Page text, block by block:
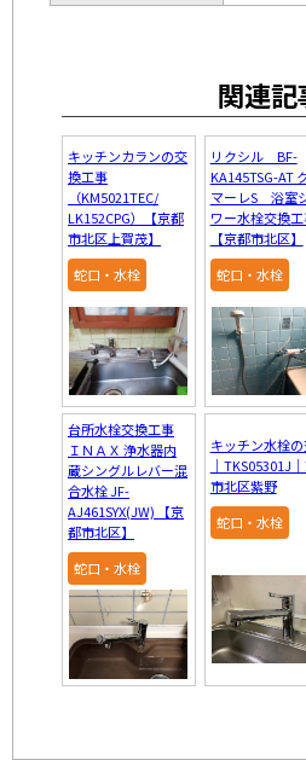
関連記
キッチンカランの交
換工事
（KM5021TEC/
LK152CPG）【京都
市北区上賀茂】
蛇口・水栓
リクシル BF-
KA145TSG-AT
マーレS 浴室
ワー水栓交換
【京都市北区】
蛇口・水栓
台所水栓交換工事
ＩＮＡＸ 浄水器内
蔵シングルレバー混
合水栓 JF-
AJ461SYX(JW) 【京
都市北区】
蛇口・水栓
キッチン水栓
｜TKS05301J
市北区紫野
蛇口・水栓